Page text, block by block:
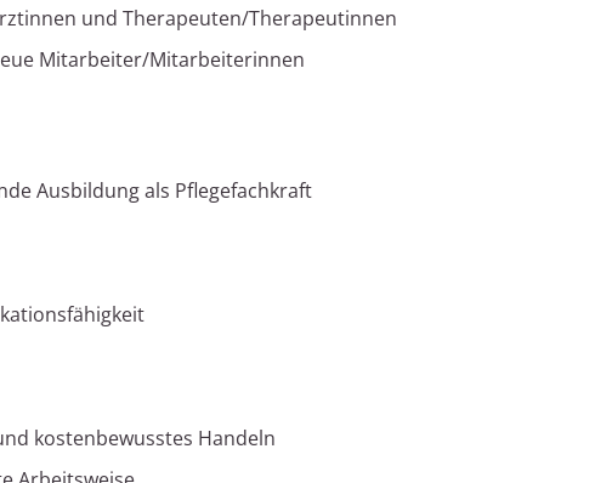
und Therapeuten/Therapeutinnen
Mitarbeiter/Mitarbeiterinnen
Ausbildung als Pflegefachkraft
kostenbewusstes Handeln